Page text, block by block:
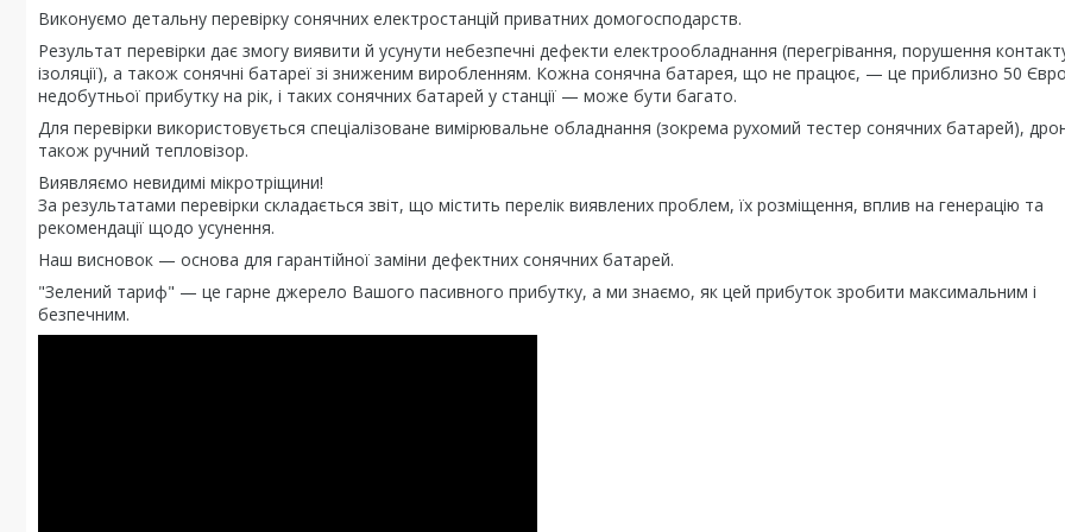
Виконуємо детальну перевірку сонячних електростанцій приватних домогосподарств.
Результат перевірки дає змогу виявити й усунути небезпечні дефекти електрообладнання (перегрівання, порушення
ізоляції), а також сонячні батареї зі зниженим виробленням. Кожна сонячна батарея, що не працює, — це приблизно 50 Євро
недобутньої прибутку на рік, і таких сонячних батарей у станції — може бути багато.
Для перевірки використовується спеціалізоване вимірювальне обладнання (зокрема рухомий тестер сонячних батарей),
також ручний тепловізор.
Виявляємо невидимі мікротріщини!
За результатами перевірки складається звіт, що містить перелік виявлених проблем, їх розміщення, вплив на генерацію та
рекомендації щодо усунення.
Наш висновок — основа для гарантійної заміни дефектних сонячних батарей.
"Зелений тариф" — це гарне джерело Вашого пасивного прибутку, а ми знаємо, як цей прибуток зробити максимальним і
безпечним.